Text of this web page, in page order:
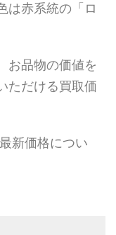
は赤系統の「ロ
お品物の価値を
ただける買取価
新価格につい